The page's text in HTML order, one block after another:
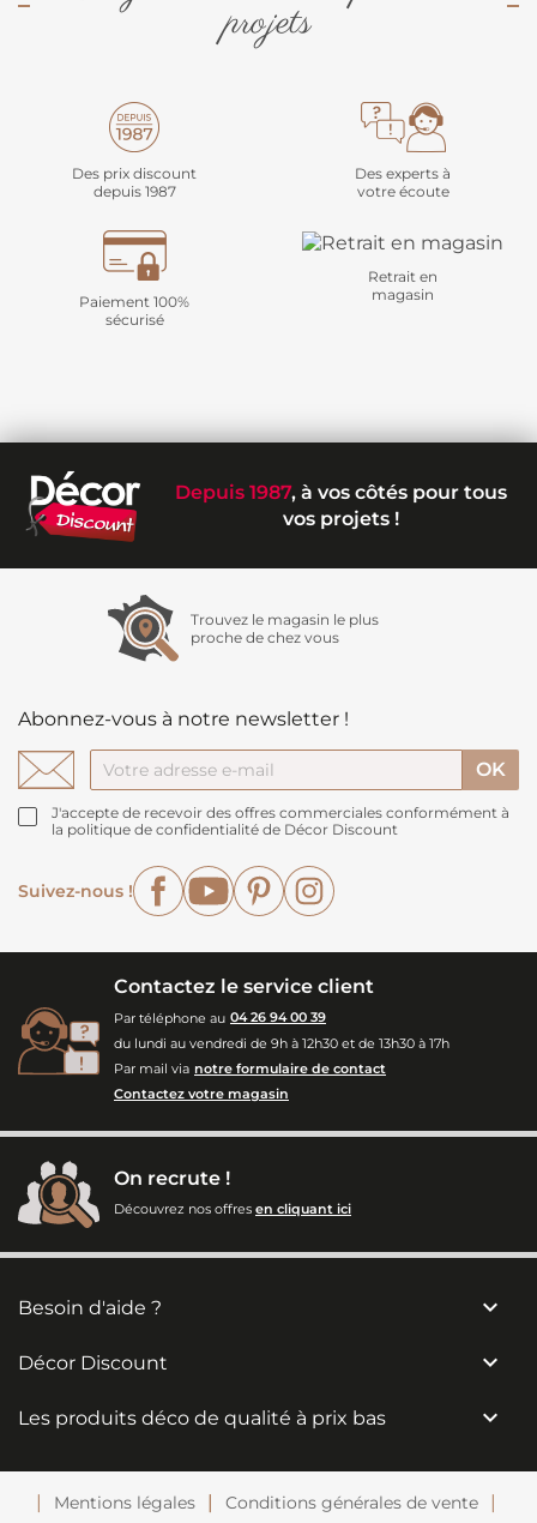
projets
Des prix discount
depuis 1987
Des experts à
votre écoute
Paiement 100%
sécurisé
Retrait en
magasin
Depuis 1987, à vos côtés pour tous
vos projets !
Trouvez le magasin le plus
proche de chez vous
Abonnez-vous à notre newsletter !
J'accepte de recevoir des offres commerciales conformément à
la politique de confidentialité de Décor Discount
Suivez-nous !
FacebookYouTubePinterest
Contactez le service client
Par téléphone au 04 26 94 00 39
du lundi au vendredi de 9h à 12h30 et de 13h30 à 17h
Par mail via notre formulaire de contact
Contactez votre magasin
On recrute !
Découvrez nos offres en cliquant ici
Besoin d'aide ? 
Décor Discount 
Les produits déco de qualité à prix bas 
Mentions légales Conditions générales de vente